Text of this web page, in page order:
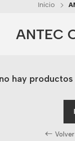
Inicio
ANTEC
hay